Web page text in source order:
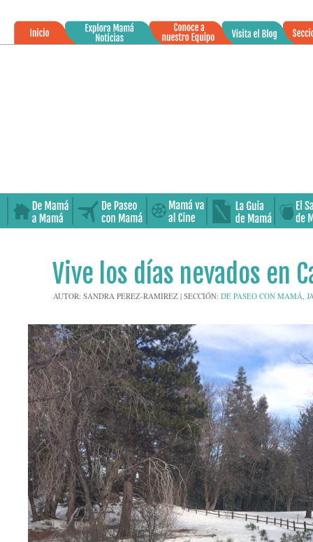
Vive los días nevados en
AUTOR: SANDRA PEREZ-RAMIREZ | SECCIÓN: DE PASEO CON MAMÁ,